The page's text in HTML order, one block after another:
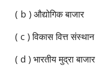
( b ) औद्योगिक बाजार
( c ) विकास वित्त संस्थान
( d ) भारतीय मुद्रा बाजार